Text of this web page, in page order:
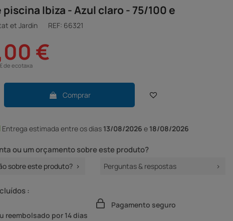
piscina Ibiza - Azul claro - 75/100 e
et Jardin REF: 66321
€
de ecotaxa
Comprar
Entrega estimada entre os dias 13/08/2026 e 18/08/2026
ou um orçamento sobre este produto?
sobre este produto? Perguntas & respostas
:
reembolsado por 14 dias
Pagamento seguro